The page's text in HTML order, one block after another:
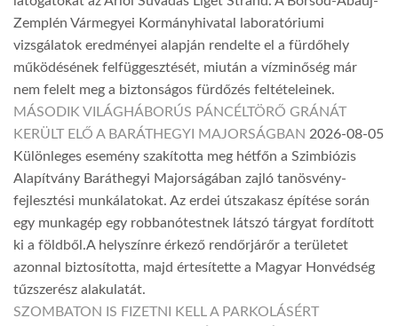
Zemplén Vármegyei Kormányhivatal laboratóriumi
vizsgálatok eredményei alapján rendelte el a fürdőhely
működésének felfüggesztését, miután a vízminőség már
nem felelt meg a biztonságos fürdőzés feltételeinek.
MÁSODIK VILÁGHÁBORÚS PÁNCÉLTÖRŐ GRÁNÁT
KERÜLT ELŐ A BARÁTHEGYI MAJORSÁGBAN 2026-08-05
Különleges esemény szakította meg hétfőn a Szimbiózis
Alapítvány Baráthegyi Majorságában zajló tanösvény-
fejlesztési munkálatokat. Az erdei útszakasz építése során
egy munkagép egy robbanótestnek látszó tárgyat fordított
ki a földből.A helyszínre érkező rendőrjárőr a területet
azonnal biztosította, majd értesítette a Magyar Honvédség
tűzszerész alakulatát.
SZOMBATON IS FIZETNI KELL A PARKOLÁSÉRT